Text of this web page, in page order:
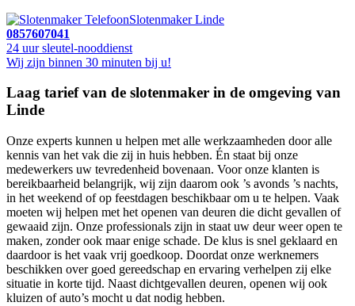
Slotenmaker Linde
0857607041
24 uur sleutel-nooddienst
Wij zijn binnen 30 minuten bij u!
Laag tarief van de slotenmaker in de omgeving van
Linde
Onze experts kunnen u helpen met alle werkzaamheden door alle
kennis van het vak die zij in huis hebben. Én staat bij onze
medewerkers uw tevredenheid bovenaan. Voor onze klanten is
bereikbaarheid belangrijk, wij zijn daarom ook ’s avonds ’s nachts,
in het weekend of op feestdagen beschikbaar om u te helpen. Vaak
moeten wij helpen met het openen van deuren die dicht gevallen of
gewaaid zijn. Onze professionals zijn in staat uw deur weer open te
maken, zonder ook maar enige schade. De klus is snel geklaard en
daardoor is het vaak vrij goedkoop. Doordat onze werknemers
beschikken over goed gereedschap en ervaring verhelpen zij elke
situatie in korte tijd. Naast dichtgevallen deuren, openen wij ook
kluizen of auto’s mocht u dat nodig hebben.